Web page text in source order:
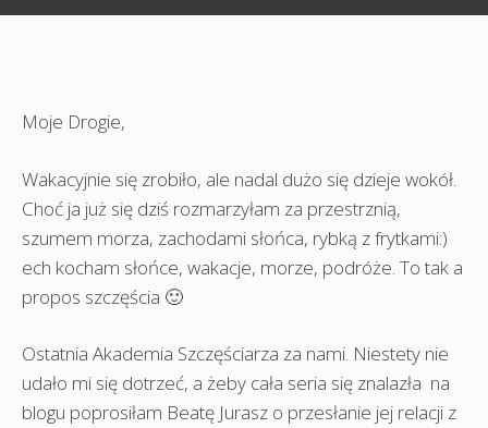
Moje Drogie,
Wakacyjnie się zrobiło, ale nadal dużo się dzieje wokół.
Choć ja już się dziś rozmarzyłam za przestrznią,
szumem morza, zachodami słońca, rybką z frytkami:)
ech kocham słońce, wakacje, morze, podróże. To tak a
propos szczęścia 🙂
Ostatnia Akademia Szczęściarza za nami. Niestety nie
udało mi się dotrzeć, a żeby cała seria się znalazła na
blogu poprosiłam Beatę Jurasz o przesłanie jej relacji z